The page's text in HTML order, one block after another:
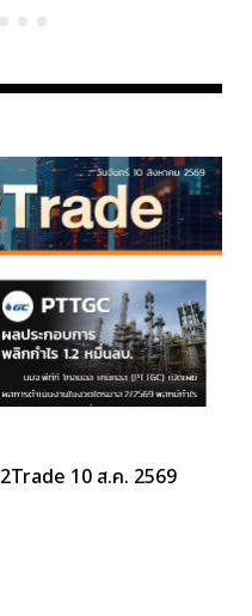
10 ส.ค. 2569